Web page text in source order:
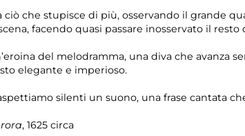
ciò che stupisce di più, osservando il grande
facendo quasi passare inosservato il
del melodramma, una diva che avanza
elegante e imperioso.
silenti un suono, una frase cantata
, 1625 circa